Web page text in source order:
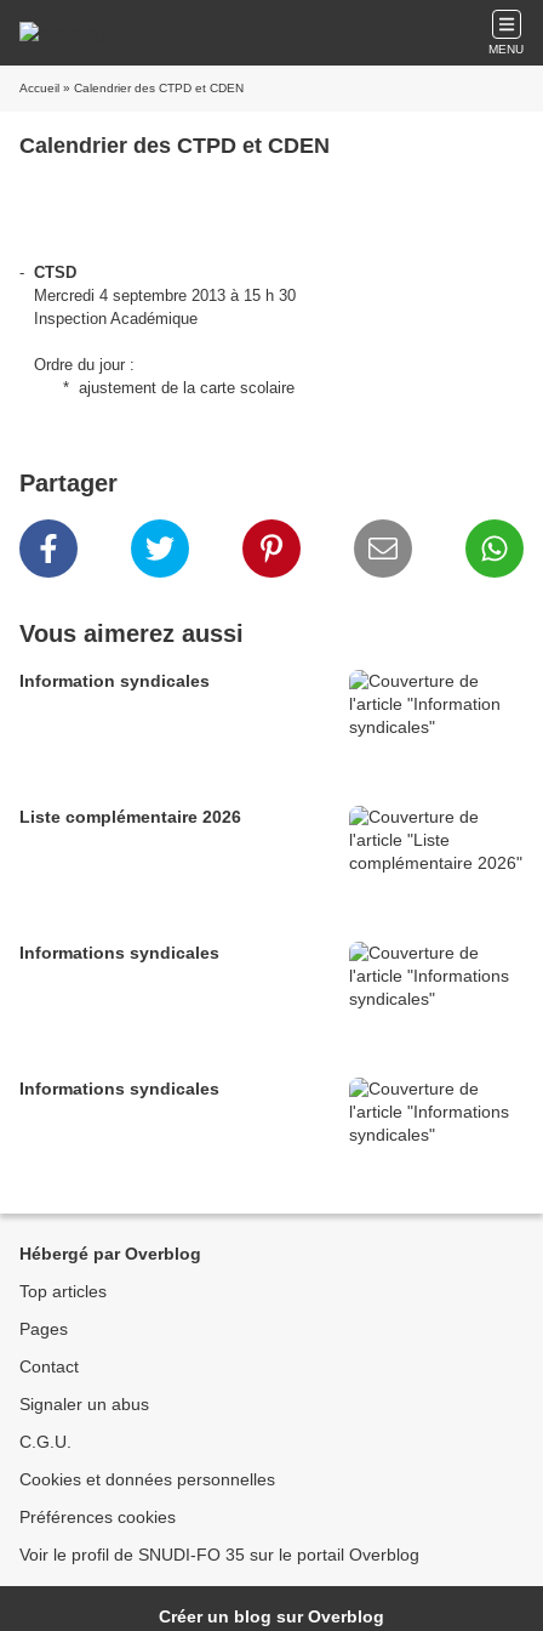
MENU
Accueil » Calendrier des CTPD et CDEN
Calendrier des CTPD et CDEN
- CTSD
Mercredi 4 septembre 2013 à 15 h 30
Inspection Académique
Ordre du jour :
* ajustement de la carte scolaire
Partager
Vous aimerez aussi
Information syndicales
Liste complémentaire 2026
Informations syndicales
Informations syndicales
Hébergé par Overblog
Top articles
Pages
Contact
Signaler un abus
C.G.U.
Cookies et données personnelles
Préférences cookies
Voir le profil de SNUDI-FO 35 sur le portail Overblog
Créer un blog sur Overblog